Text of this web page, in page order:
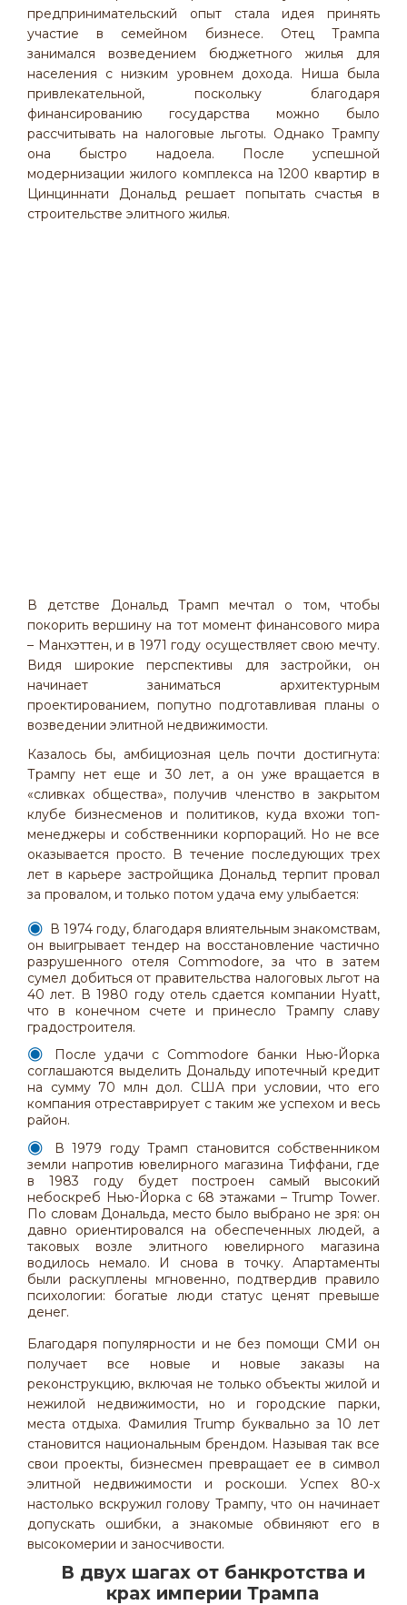
предпринимательский опыт стала идея принять
участие в семейном бизнесе. Отец Трампа
занимался возведением бюджетного жилья для
населения с низким уровнем дохода. Ниша была
привлекательной, поскольку благодаря
финансированию государства можно было
рассчитывать на налоговые льготы. Однако Трампу
она быстро надоела. После успешной
модернизации жилого комплекса на 1200 квартир в
Цинциннати Дональд решает попытать счастья в
строительстве элитного жилья.
В детстве Дональд Трамп мечтал о том, чтобы
покорить вершину на тот момент финансового мира
– Манхэттен, и в 1971 году осуществляет свою мечту.
Видя широкие перспективы для застройки, он
начинает заниматься архитектурным
проектированием, попутно подготавливая планы о
возведении элитной недвижимости.
Казалось бы, амбициозная цель почти достигнута:
Трампу нет еще и 30 лет, а он уже вращается в
«сливках общества», получив членство в закрытом
клубе бизнесменов и политиков, куда вхожи топ-
менеджеры и собственники корпораций. Но не все
оказывается просто. В течение последующих трех
лет в карьере застройщика Дональд терпит провал
за провалом, и только потом удача ему улыбается:
В 1974 году, благодаря влиятельным знакомствам,
он выигрывает тендер на восстановление частично
разрушенного отеля Commodore, за что в затем
сумел добиться от правительства налоговых льгот на
40 лет. В 1980 году отель сдается компании Hyatt,
что в конечном счете и принесло Трампу славу
градостроителя.
После удачи с Commodore банки Нью-Йорка
соглашаются выделить Дональду ипотечный кредит
на сумму 70 млн дол. США при условии, что его
компания отреставрирует с таким же успехом и весь
район.
В 1979 году Трамп становится собственником
земли напротив ювелирного магазина Тиффани, где
в 1983 году будет построен самый высокий
небоскреб Нью-Йорка с 68 этажами – Trump Tower.
По словам Дональда, место было выбрано не зря: он
давно ориентировался на обеспеченных людей, а
таковых возле элитного ювелирного магазина
водилось немало. И снова в точку. Апартаменты
были раскуплены мгновенно, подтвердив правило
психологии: богатые люди статус ценят превыше
денег.
Благодаря популярности и не без помощи СМИ он
получает все новые и новые заказы на
реконструкцию, включая не только объекты жилой и
нежилой недвижимости, но и городские парки,
места отдыха. Фамилия Trump буквально за 10 лет
становится национальным брендом. Называя так все
свои проекты, бизнесмен превращает ее в символ
элитной недвижимости и роскоши. Успех 80-х
настолько вскружил голову Трампу, что он начинает
допускать ошибки, а знакомые обвиняют его в
высокомерии и заносчивости.
В двух шагах от банкротства и
крах империи Трампа